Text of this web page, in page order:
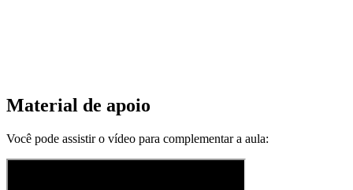
Material de apoio
Você pode assistir o vídeo para complementar a aula: